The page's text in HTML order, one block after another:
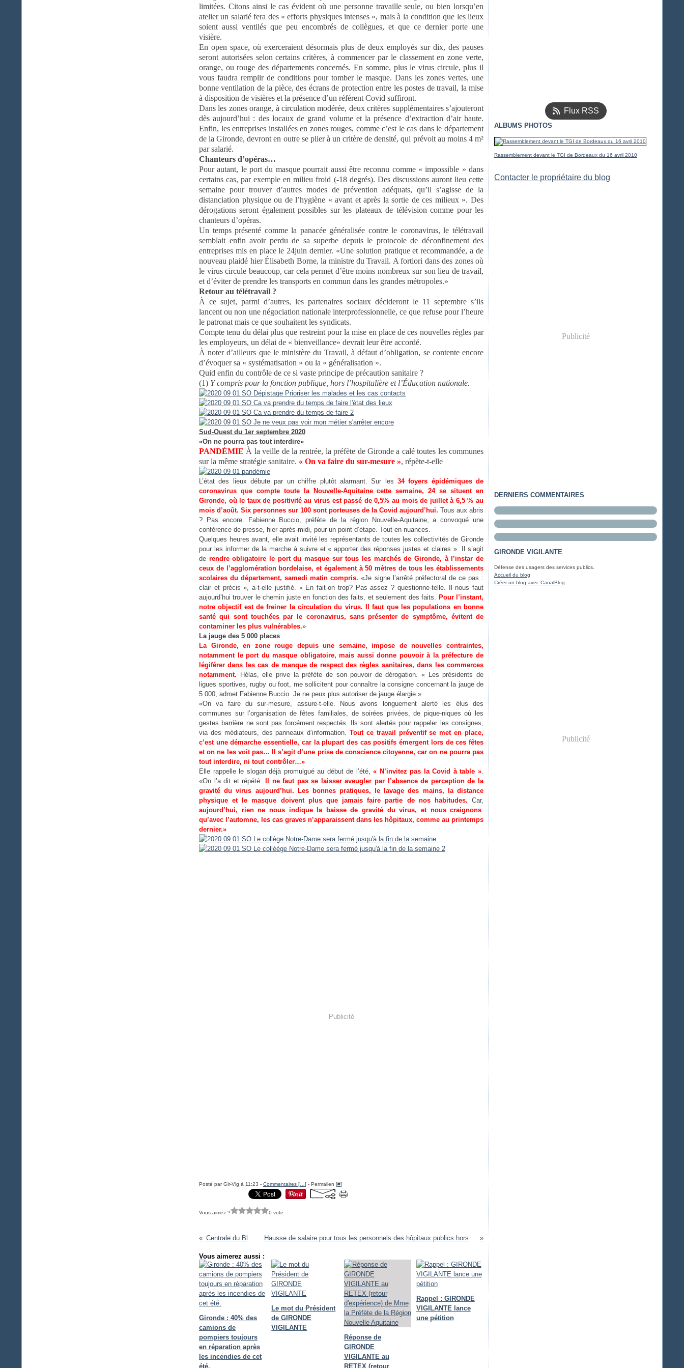
limitées. Citons ainsi le cas évident où une personne travaille seule, ou bien lorsqu’en
atelier un salarié fera des « efforts physiques intenses », mais à la condition que les lieux
soient aussi ventilés que peu encombrés de collègues, et que ce dernier porte une
visière.
En open space, où exerceraient désormais plus de deux employés sur dix, des pauses
seront autorisées selon certains critères, à commencer par le classement en zone verte,
orange, ou rouge des départements concernés. En somme, plus le virus circule, plus il
vous faudra remplir de conditions pour tomber le masque. Dans les zones vertes, une
bonne ventilation de la pièce, des écrans de protection entre les postes de travail, la mise
à disposition de visières et la présence d’un référent Covid suffiront.
Dans les zones orange, à circulation modérée, deux critères supplémentaires s’ajouteront
dès aujourd’hui : des locaux de grand volume et la présence d’extraction d’air haute.
Enfin, les entreprises installées en zones rouges, comme c’est le cas dans le département
de la Gironde, devront en outre se plier à un critère de densité, qui prévoit au moins 4 m²
par salarié.
Chanteurs d’opéras…
Pour autant, le port du masque pourrait aussi être reconnu comme « impossible » dans
certains cas, par exemple en milieu froid (-18 degrés). Des discussions auront lieu cette
semaine pour trouver d’autres modes de prévention adéquats, qu’il s’agisse de la
distanciation physique ou de l’hygiène « avant et après la sortie de ces milieux ». Des
dérogations seront également possibles sur les plateaux de télévision comme pour les
chanteurs d’opéras.
Un temps présenté comme la panacée généralisée contre le coronavirus, le télétravail
semblait enfin avoir perdu de sa superbe depuis le protocole de déconfinement des
entreprises mis en place le 24juin dernier. «Une solution pratique et recommandée, a de
nouveau plaidé hier Élisabeth Borne, la ministre du Travail. A fortiori dans des zones où
le virus circule beaucoup, car cela permet d’être moins nombreux sur son lieu de travail,
et d’éviter de prendre les transports en commun dans les grandes métropoles.»
Retour au télétravail ?
À ce sujet, parmi d’autres, les partenaires sociaux décideront le 11 septembre s’ils
lancent ou non une négociation nationale interprofessionnelle, ce que refuse pour l’heure
le patronat mais ce que souhaitent les syndicats.
Compte tenu du délai plus que restreint pour la mise en place de ces nouvelles règles par
les employeurs, un délai de « bienveillance» devrait leur être accordé.
À noter d’ailleurs que le ministère du Travail, à défaut d’obligation, se contente encore
d’évoquer sa « systématisation » ou la « généralisation ».
Quid enfin du contrôle de ce si vaste principe de précaution sanitaire ?
(1) Y compris pour la fonction publique, hors l’hospitalière et l’Éducation nationale.
Sud-Ouest du 1er septembre 2020
«On ne pourra pas tout interdire»
PANDÉMIE À la veille de la rentrée, la préfète de Gironde a calé toutes les communes
sur la même stratégie sanitaire. « On va faire du sur-mesure », répète-t-elle
L’état des lieux débute par un chiffre plutôt alarmant. Sur les 34 foyers épidémiques de
coronavirus que compte toute la Nouvelle-Aquitaine cette semaine, 24 se situent en
Gironde, où le taux de positivité au virus est passé de 0,5% au mois de juillet à 6,5 % au
mois d’août. Six personnes sur 100 sont porteuses de la Covid aujourd’hui. Tous aux abris
? Pas encore. Fabienne Buccio, préfète de la région Nouvelle-Aquitaine, a convoqué une
conférence de presse, hier après-midi, pour un point d’étape. Tout en nuances.
Quelques heures avant, elle avait invité les représentants de toutes les collectivités de Gironde
pour les informer de la marche à suivre et « apporter des réponses justes et claires ». Il s’agit
de rendre obligatoire le port du masque sur tous les marchés de Gironde, à l’instar de
ceux de l’agglomération bordelaise, et également à 50 mètres de tous les établissements
scolaires du département, samedi matin compris. «Je signe l’arrêté préfectoral de ce pas :
clair et précis », a-t-elle justifié. « En fait-on trop? Pas assez ? questionne-telle. Il nous faut
aujourd’hui trouver le chemin juste en fonction des faits, et seulement des faits. Pour l’instant,
notre objectif est de freiner la circulation du virus. Il faut que les populations en bonne
santé qui sont touchées par le coronavirus, sans présenter de symptôme, évitent de
contaminer les plus vulnérables.»
La jauge des 5 000 places
La Gironde, en zone rouge depuis une semaine, impose de nouvelles contraintes,
notamment le port du masque obligatoire, mais aussi donne pouvoir à la préfecture de
légiférer dans les cas de manque de respect des règles sanitaires, dans les commerces
notamment. Hélas, elle prive la préfète de son pouvoir de dérogation. « Les présidents de
ligues sportives, rugby ou foot, me sollicitent pour connaître la consigne concernant la jauge de
5 000, admet Fabienne Buccio. Je ne peux plus autoriser de jauge élargie.»
«On va faire du sur-mesure, assure-t-elle. Nous avons longuement alerté les élus des
communes sur l’organisation de fêtes familiales, de soirées privées, de pique-niques où les
gestes barrière ne sont pas forcément respectés. Ils sont alertés pour rappeler les consignes,
via des médiateurs, des panneaux d’information.Tout ce travail préventif se met en place,
c’est une démarche essentielle, car la plupart des cas positifs émergent lors de ces fêtes
et on ne les voit pas…
Il s’agit d’une prise de conscience citoyenne, car on ne pourra pas
tout interdire, ni tout contrôler…»
Elle rappelle le slogan déjà promulgué au début de l’été,« N’invitez pas la Covid à table ».
«On l’a dit et répété.
Il ne faut pas se laisser aveugler par l’absence de perception de la
gravité du virus aujourd’hui. Les bonnes pratiques, le lavage des mains, la distance
physique et le masque doivent plus que jamais faire partie de nos habitudes. Car,
aujourd’hui, rien ne nous indique la baisse de gravité du virus, et nous craignons
qu’avec l’automne, les cas graves n’apparaissent dans les hôpitaux, comme au printemps
dernier.»
Publicité
Posté par Gir-Vig à 11:23 - Commentaires [ ] - Permalien [#]
Vous aimez ? 0 vote
Centrale du Blayais Hausse de salaire pour tous les personnels des hôpitaux publics hors médecins
Vous aimerez aussi :
Gironde : 40% des
camions de
pompiers toujours
en réparation après
les incendies de cet
été.
Le mot du Président
de GIRONDE
VIGILANTE
Réponse de
GIRONDE
VIGILANTE au
RETEX (retour
Rappel : GIRONDE
VIGILANTE lance
une pétition
Flux RSS
ALBUMS PHOTOS
Rassemblement devant le TGI de Bordeaux du 16 avril 2010
Contacter le propriétaire du blog
Publicité
DERNIERS COMMENTAIRES
GIRONDE VIGILANTE
Défense des usagers des services publics.
Accueil du blog
Créer un blog avec CanalBlog
Publicité